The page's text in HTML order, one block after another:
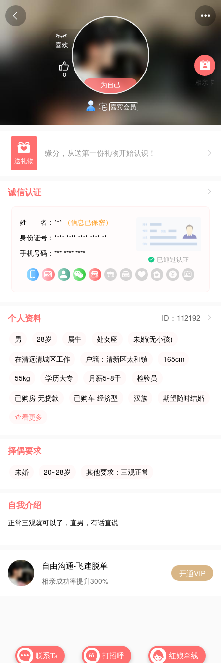
 
为自己
宅 嘉宾会员
喜欢


0
 缘分，从送第一份礼物开始认识！
诚信认证
姓 名：*** （信息已保密）
身份证号：**** **** **** **** **
手机号码：*** **** ****
已通过认证
         
个人资料 ID：112192
男 28岁 属牛 处女座
未婚(无小孩)
在清远清城区工作
户籍：清新区太和镇
165cm
55kg
学历大专 月薪5~8千
检验员
已购房-无贷款
已购车-经济型 汉族
期望随时结婚
查看更多
择偶要求
未婚 20~28岁 其他要求：三观正常
自我介绍
正常三观就可以了，直男，有话直说
自由沟通-飞速脱单
相亲成功率提升300%
开通VIP
  

相亲卡